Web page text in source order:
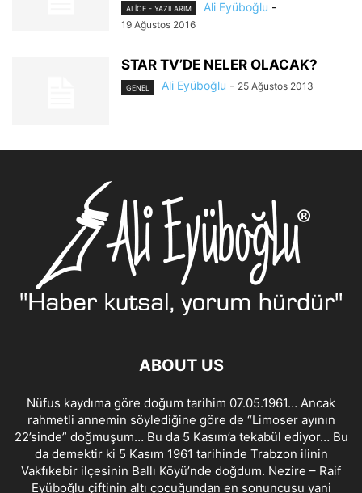
ALİCE - YAZILARIM Ali Eyüboğlu -
19 Ağustos 2016
STAR TV’DE NELER OLACAK?
GENEL Ali Eyüboğlu - 25 Ağustos 2013
ABOUT US
Nüfus kaydıma göre doğum tarihim 07.05.1961… Ancak
rahmetli annemin söylediğine göre de “Limoser ayının
22’sinde” doğmuşum… Bu da 5 Kasım’a tekabül ediyor… Bu
da demektir ki 5 Kasım 1961 tarihinde Trabzon ilinin
Vakfıkebir ilçesinin Ballı Köyü’nde doğdum. Nezire – Raif
Eyüboğlu çiftinin altı çocuğundan en sonuncusu yani